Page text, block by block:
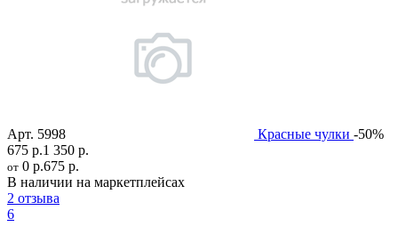
Арт. 5998 Красные чулки -50%
675 р.1 350 р.
от 0 р.675 р.
В наличии на маркетплейсах
2 отзыва
6